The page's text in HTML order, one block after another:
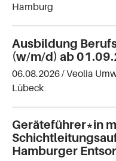
Hamburg
Ausbildung
(w/m/d) ab
06.08.2026 /Veolia
Lübeck
Geräteführer*in
Hamburger